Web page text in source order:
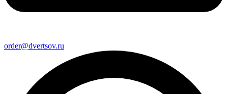
order@dvertsov.ru